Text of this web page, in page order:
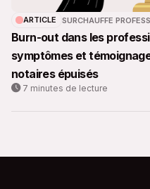
ARTICLE SURCHAUFFE
Burn-out dans les
symptômes et
notaires épuisés
7 minutes de lecture